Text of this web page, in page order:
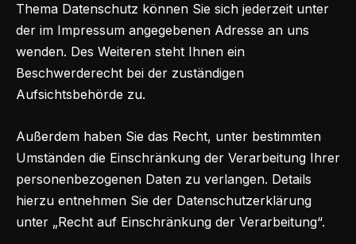
Thema Datenschutz können Sie sich jederzeit unter
der im Impressum angegebenen Adresse an uns
wenden. Des Weiteren steht Ihnen ein
Beschwerderecht bei der zuständigen
Aufsichtsbehörde zu.
Außerdem haben Sie das Recht, unter bestimmten
Umständen die Einschränkung der Verarbeitung Ihrer
personenbezogenen Daten zu verlangen. Details
hierzu entnehmen Sie der Datenschutzerklärung
unter „Recht auf Einschränkung der Verarbeitung“.